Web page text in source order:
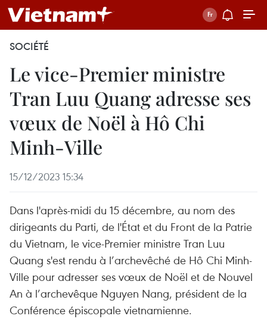
SOCIÉTÉ
Le vice-Premier ministre
Tran Luu Quang adresse ses
vœux de Noël à Hô Chi
Minh-Ville
15/12/2023 15:34
Dans l'après-midi du 15 décembre, au nom des
dirigeants du Parti, de l'État et du Front de la Patrie
du Vietnam, le vice-Premier ministre Tran Luu
Quang s'est rendu à l’archevêché de Hô Chi Minh-
Ville pour adresser ses vœux de Noël et de Nouvel
An à l’archevêque Nguyen Nang, président de la
Conférence épiscopale vietnamienne.